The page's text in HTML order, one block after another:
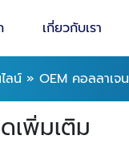
เกี่ยวกับเรา
ลน์ » OEM คอลลาเจน
เพิ่มเติม